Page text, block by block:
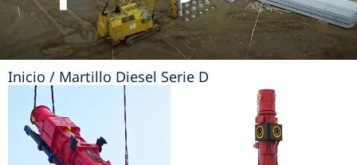
Inicio / Martillo Diesel Serie D